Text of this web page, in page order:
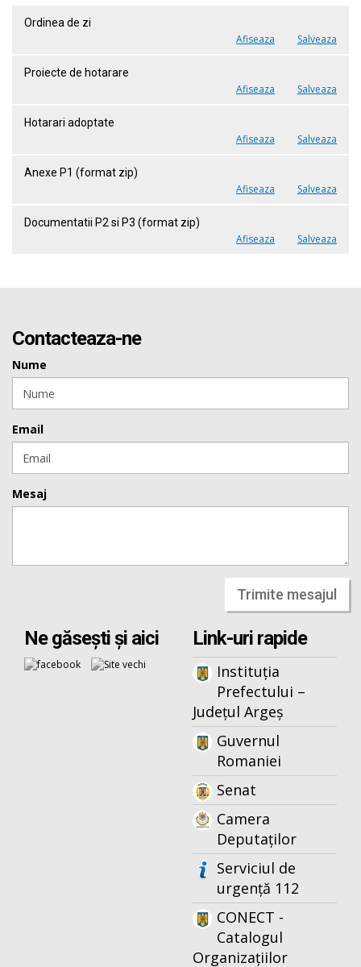
Ordinea de zi
Afiseaza Salveaza
Proiecte de hotarare
Afiseaza Salveaza
Hotarari adoptate
Afiseaza Salveaza
Anexe P1 (format zip)
Afiseaza Salveaza
Documentatii P2 si P3 (format zip)
Afiseaza Salveaza
Contacteaza-ne
Nume
Email
Mesaj
Trimite mesajul
Ne găsești și aici Link-uri rapide
Instituția
Prefectului –
Județul Argeș
Guvernul
Romaniei
Senat
Camera
Deputaților
Serviciul de
urgență 112
CONECT -
Catalogul
Organizațiilor